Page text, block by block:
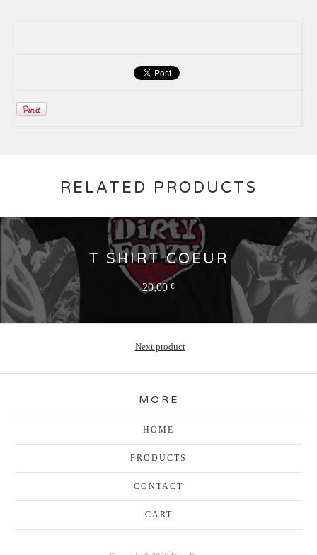
RELATED PRODUCTS
T SHIRT COEUR
20,00 €
Next product
MORE
HOME
PRODUCTS
CONTACT
CART